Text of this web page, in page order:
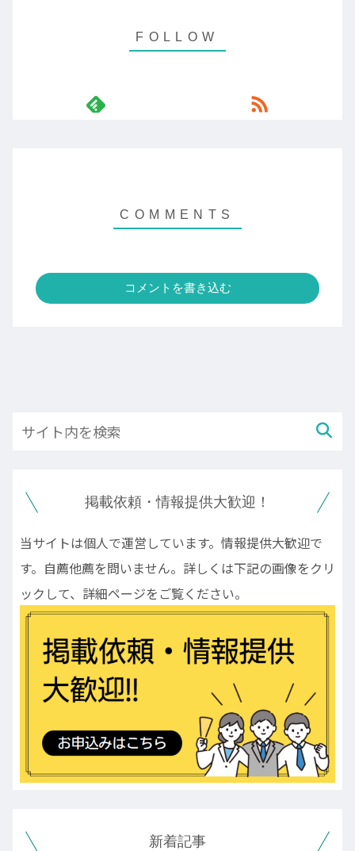
コメントを書き込む
掲載依頼・情報提供大歓迎！
当サイトは個人で運営しています。情報提供大歓迎で
す。自薦他薦を問いません。詳しくは下記の画像をクリ
ックして、詳細ページをご覧ください。
新着記事